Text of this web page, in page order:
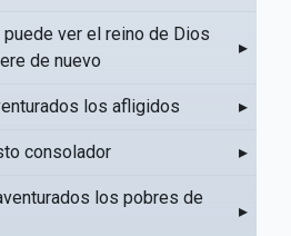
puede ver el reino de Dios
de nuevo
▸
los afligidos ▸
consolador ▸
los pobres de
▸